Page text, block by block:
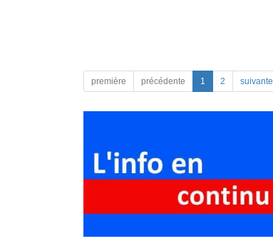
première précédente 1 2 suivante